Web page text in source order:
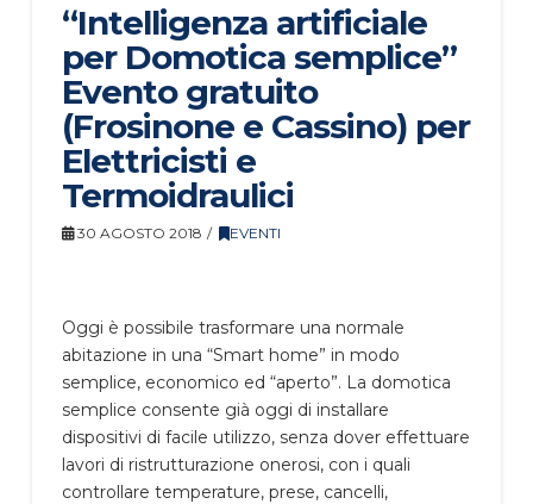
“Intelligenza artificiale
per Domotica semplice”
Evento gratuito
(Frosinone e Cassino) per
Elettricisti e
Termoidraulici
30 AGOSTO 2018 EVENTI
Oggi è possibile trasformare una normale
abitazione in una “Smart home” in modo
semplice, economico ed “aperto”. La domotica
semplice consente già oggi di installare
dispositivi di facile utilizzo, senza dover effettuare
lavori di ristrutturazione onerosi, con i quali
controllare temperature, prese, cancelli,